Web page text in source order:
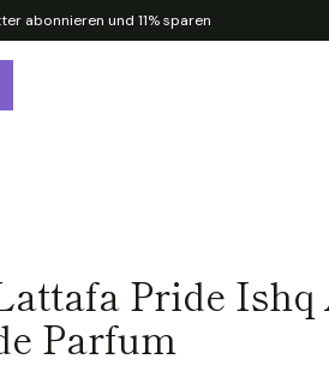
abonnieren und 11% sparen
Pride
Parfum